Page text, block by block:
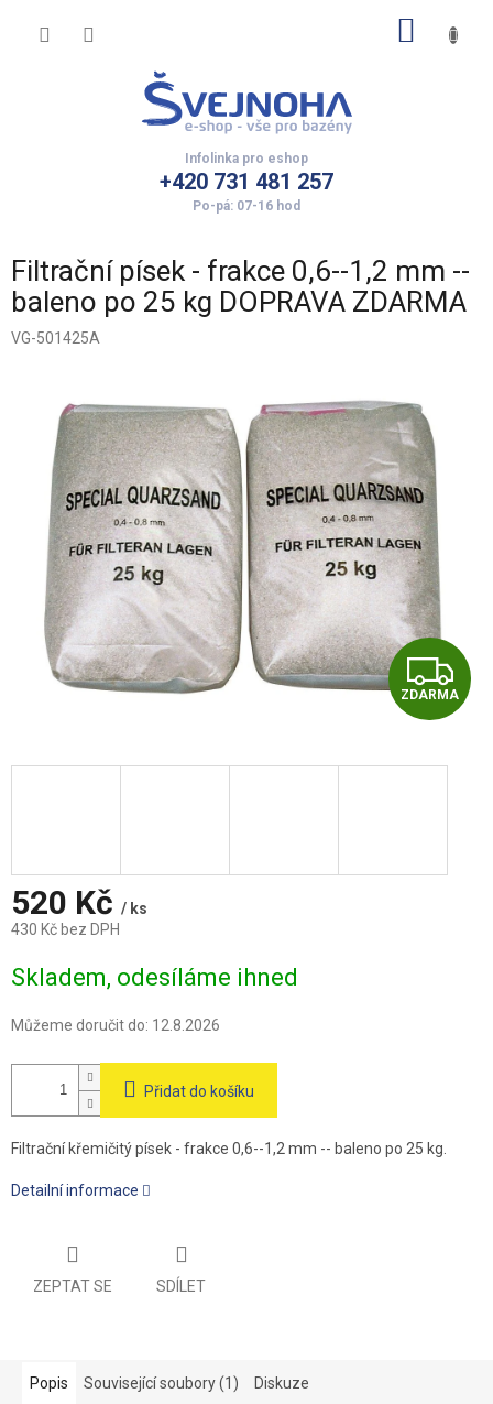
+420 731 481 257
Filtrační písek - frakce 0,6--1,2 mm --
baleno po 25 kg DOPRAVA ZDARMA
VG-501425A
Z
D
ZDARMA
520 Kč / ks
430 Kč bez DPH
cena:
Skladem, odesíláme ihned
Můžeme doručit do: 12.8.2026
Přidat do košíku
Filtrační křemičitý písek - frakce 0,6--1,2 mm -- baleno po 25 kg.
Detailní informace
ZEPTAT SE SDÍLET
Popis Související soubory (1) Diskuze